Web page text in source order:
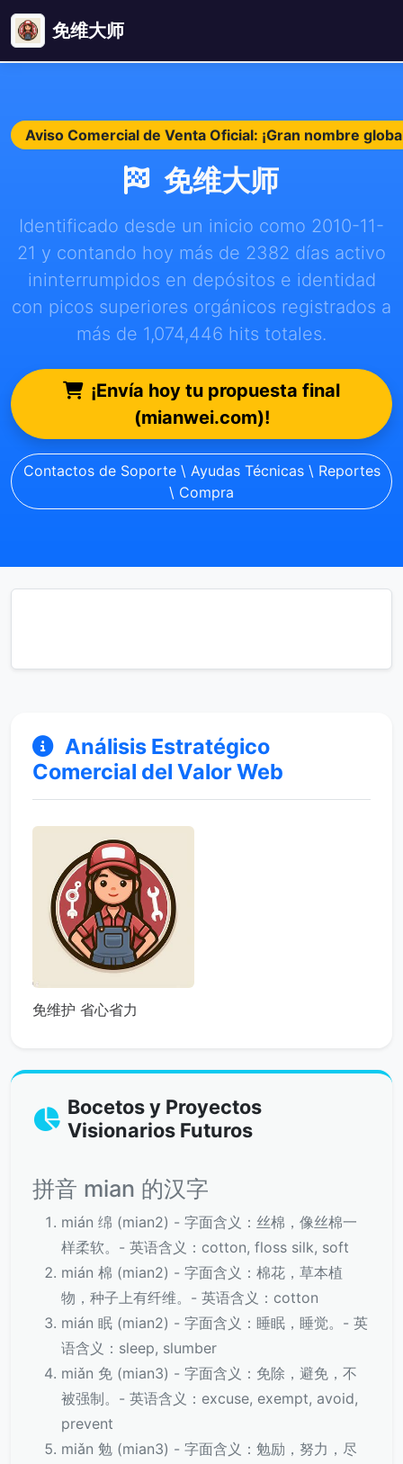
免维大师
Aviso Comercial de Venta Oficial: ¡Gran nombre
免维大师
Identificado desde un inicio como 2010-11-
21 y contando hoy más de 2382 días activo
ininterrumpidos en depósitos e identidad
con picos superiores orgánicos registrados a
más de 1,074,446 hits totales.
¡Envía hoy tu propuesta final
(mianwei.com)!
Contactos de Soporte \ Ayudas Técnicas \ Reportes
\ Compra
Análisis Estratégico
Comercial del Valor Web
免维护 省心省力
Bocetos y Proyectos
Visionarios Futuros
拼音 mian 的汉字
mián 绵 (mian2) - 字面含义：丝棉，像丝棉一
样柔软。- 英语含义：cotton, floss silk, soft
mián 棉 (mian2) - 字面含义：棉花，草本植
物，种子上有纤维。- 英语含义：cotton
mián 眠 (mian2) - 字面含义：睡眠，睡觉。- 英
语含义：sleep, slumber
miǎn 免 (mian3) - 字面含义：免除，避免，不
被强制。- 英语含义：excuse, exempt, avoid,
prevent
miǎn 勉 (mian3) - 字面含义：勉励，努力，尽